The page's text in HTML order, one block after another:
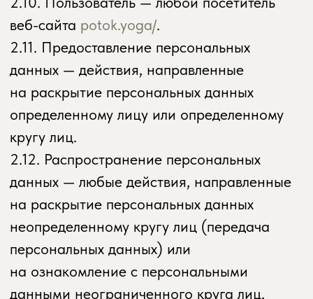
— в случае отзыва субъектом
персональных данных согласия
на обработку персональных данных,
а также, направления обращения
с требованием о прекращении обработки
продолжить обработку персональных
данных без согласия субъекта
персональных данных при наличии
оснований, указанных в Законе
о персональных данных;
— самостоятельно определять состав
и достаточных для обеспечения
выполнения обязанностей,
предусмотренных Законом
о персональных данных и принятыми
в соответствии с ним нормативными
правовыми актами, если иное